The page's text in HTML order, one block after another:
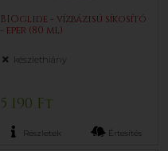
BIOglide - vízbázisú síkosító
- eper (80 ml)
készlethiány
5 190 Ft
Részletek Értesítés